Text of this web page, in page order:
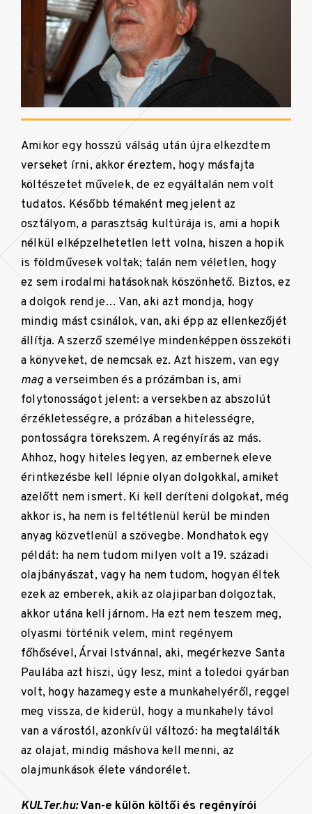
Amikor egy hosszú válság után újra elkezdtem
verseket írni, akkor éreztem, hogy másfajta
költészetet művelek, de ez egyáltalán nem volt
tudatos. Később témaként megjelent az
osztályom, a parasztság kultúrája is, ami a hopik
nélkül elképzelhetetlen lett volna, hiszen a hopik
is földművesek voltak; talán nem véletlen, hogy
ez sem irodalmi hatásoknak köszönhető. Biztos, ez
a dolgok rendje… Van, aki azt mondja, hogy
mindig mást csinálok, van, aki épp az ellenkezőjét
állítja. A szerző személye mindenképpen összeköti
a könyveket, de nemcsak ez. Azt hiszem, van egy
maga verseimben és a prózámban is, ami
folytonosságot jelent: a versekben az abszolút
érzékletességre, a prózában a hitelességre,
pontosságra törekszem. A regényírás az más.
Ahhoz, hogy hiteles legyen, az embernek eleve
érintkezésbe kell lépnie olyan dolgokkal, amiket
azelőtt nem ismert. Ki kell deríteni dolgokat, még
akkor is, ha nem is feltétlenül kerül be minden
anyag közvetlenül a szövegbe. Mondhatok egy
példát: ha nem tudom milyen volt a 19. századi
olajbányászat, vagy ha nem tudom, hogyan éltek
ezek az emberek, akik az olajiparban dolgoztak,
akkor utána kell járnom. Ha ezt nem teszem meg,
olyasmi történik velem, mint regényem
főhősével, Árvai Istvánnal, aki, megérkezve Santa
Paulába azt hiszi, úgy lesz, mint a toledoi gyárban
volt, hogy hazamegy este a munkahelyéről, reggel
meg vissza, de kiderül, hogy a munkahely távol
van a várostól, azonkívül változó: ha megtalálták
az olajat, mindig máshova kell menni, az
olajmunkások élete vándorélet.
KULTer.hu:Van-e külön költői és regényírói